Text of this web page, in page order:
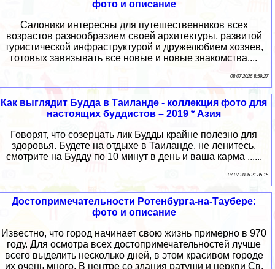
фото и описание
Салоники интересны для путешественников всех
возрастов разнообразием своей архитектуры, развитой
туристической инфраструктурой и дружелюбием хозяев,
готовых завязывать все новые и новые знакомства....
08 07 2026 8:59:27
Как выглядит Будда в Таиланде - коллекция фото для
настоящих буддистов – 2019 * Азия
Говорят, что созерцать лик Будды крайне полезно для
здоровья. Будете на отдыхе в Таиланде, не ленитесь,
смотрите на Будду по 10 минут в день и ваша карма ......
07 07 2026 21:35:15
Достопримечательности Ротенбурга-на-Таубере:
фото и описание
Известно, что город начинает свою жизнь примерно в 970
году. Для осмотра всех достопримечательностей лучше
всего выделить несколько дней, в этом красивом городе
их очень много. В центре со здания ратуши и церкви Св.